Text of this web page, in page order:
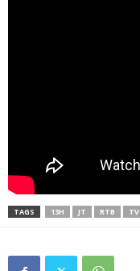
TAGS 13H JT RTB TV